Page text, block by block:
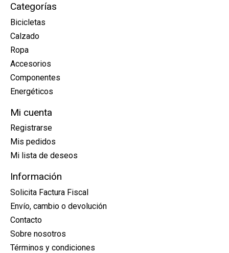
Categorías
Bicicletas
Calzado
Ropa
Accesorios
Componentes
Energéticos
Mi cuenta
Registrarse
Mis pedidos
Mi lista de deseos
Información
Solicita Factura Fiscal
Envío, cambio o devolución
Contacto
Sobre nosotros
Términos y condiciones